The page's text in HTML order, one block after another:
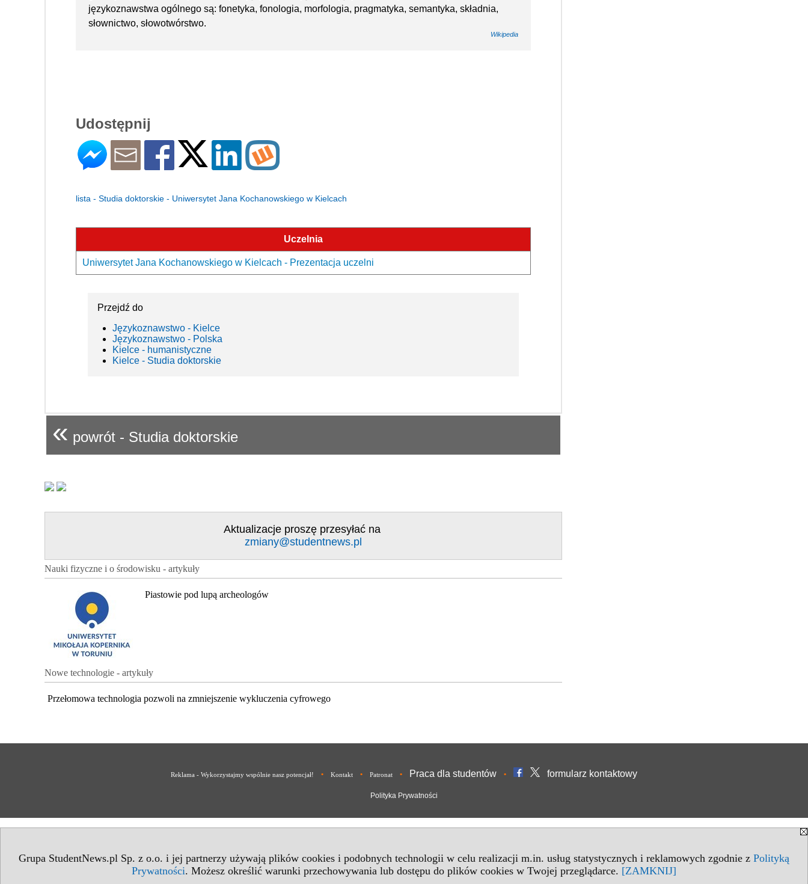
Grupa StudentNews.pl Sp. z o.o. i jej partnerzy używają plików cookies i podobnych technologii w celu realizacji m.in. usług statystycznych i reklamowych zgodnie z Polityką
Prywatności. Możesz określić warunki przechowywania lub dostępu do plików cookies w Twojej przeglądarce. [ZAMKNIJ]
językoznawstwa ogólnego są: fonetyka, fonologia, morfologia, pragmatyka, semantyka, składnia,
słownictwo, słowotwórstwo.
Wikipedia
Udostępnij
lista - Studia doktorskie - Uniwersytet Jana Kochanowskiego w Kielcach
Uczelnia
Uniwersytet Jana Kochanowskiego w Kielcach - Prezentacja uczelni
Przejdź do
Językoznawstwo - Kielce
Językoznawstwo - Polska
Kielce - humanistyczne
Kielce - Studia doktorskie
« powrót - Studia doktorskie
Aktualizacje proszę przesyłać na
zmiany@studentnews.pl
Nauki fizyczne i o środowisku - artykuły
Piastowie pod lupą archeologów
Nowe technologie - artykuły
Przełomowa technologia pozwoli na zmniejszenie wykluczenia cyfrowego
Reklama - Wykorzystajmy wspólnie nasz potencjał! • Kontakt • Patronat • Praca dla studentów • formularz kontaktowy
Polityka Prywatności